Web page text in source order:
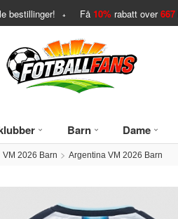
bestillinger! Få 10% rabatt over667
Barn Dame
VM 2026 Barn Argentina VM 2026 Barn